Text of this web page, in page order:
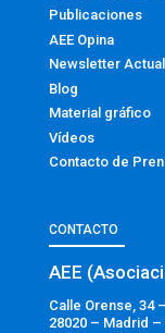
Publicaciones
AEE Opina
Newsletter
Blog
Material gráfico
Vídeos
Contacto de
CONTACTO
AEE
Calle Orense, 34
28020 – Madrid –